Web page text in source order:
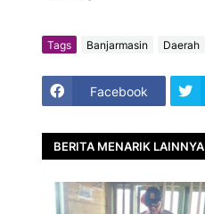
Tags Banjarmasin Daerah
Facebook
BERITA MENARIK LAINNYA